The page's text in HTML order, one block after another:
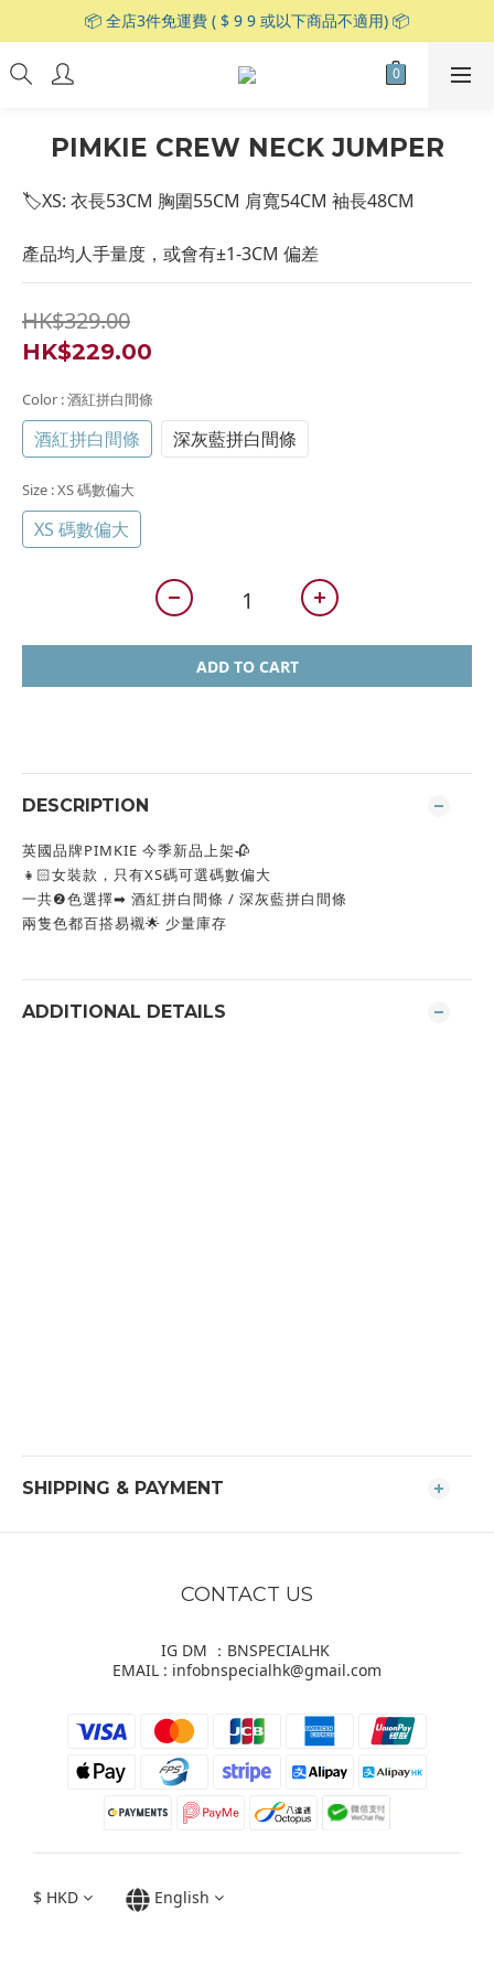
📦 全店3件免運費 ( $ 9 9 或以下商品不適用) 📦
PIMKIE CREW NECK JUMPER
🏷XS: 衣長53CM 胸圍55CM 肩寬54CM 袖長48CM
產品均人手量度，或會有±1-3CM 偏差
HK$329.00
HK$229.00
Color : 酒紅拼白間條
酒紅拼白間條 深灰藍拼白間條
Size : XS 碼數偏大
XS 碼數偏大
ADD TO CART
DESCRIPTION
英國品牌PIMKIE 今季新品上架🥀
👧🏻女裝款，只有XS碼可選碼數偏大
一共❷色選擇➡︎ 酒紅拼白間條 / 深灰藍拼白間條
兩隻色都百搭易襯🌟 少量庫存
ADDITIONAL DETAILS
SHIPPING & PAYMENT
CONTACT US
IG DM ：BNSPECIALHK
EMAIL : infobnspecialhk@gmail.com
$ HKD English